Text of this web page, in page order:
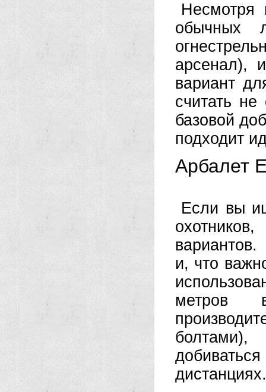
Несмотря
обычных
арсенал),
вариант
считать
базовой
подходит
Арбалет
Если вы
и, что
метров
дистанциях.